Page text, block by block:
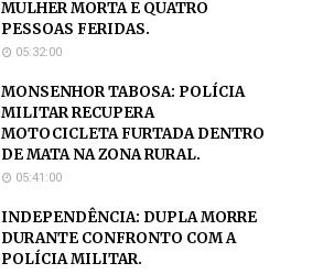
MULHER MORTA E QUATRO
PESSOAS FERIDAS.
05:32:00
MONSENHOR TABOSA: POLÍCIA
MILITAR RECUPERA
MOTOCICLETA FURTADA DENTRO
DE MATA NA ZONA RURAL.
05:41:00
INDEPENDÊNCIA: DUPLA MORRE
DURANTE CONFRONTO COM A
POLÍCIA MILITAR.